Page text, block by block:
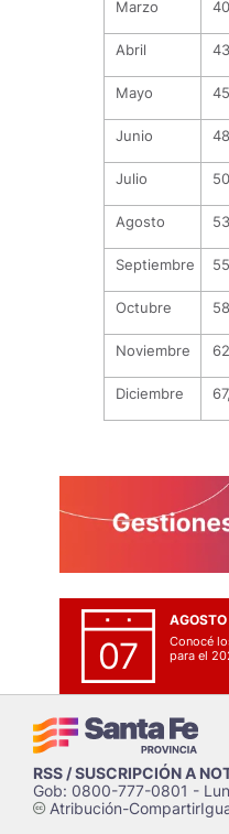
Marzo
Abril
Mayo
Junio
Julio
Agosto
Septiembre
Octubre
Noviembre
Diciembre
07
AGOSTO
Conocé
para el
RSS / SUSCRIPCIÓN A
Gob: 0800-777-0801 -
cAtribución-